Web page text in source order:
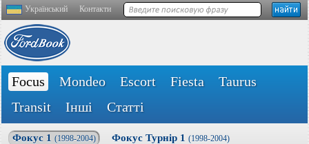
Український Контакти
Focus Mondeo Escort Fiesta
Taurus
Transit
Інші Статті
Фокус 1 (1998-2004) Фокус Турнір 1 (1998-2004)